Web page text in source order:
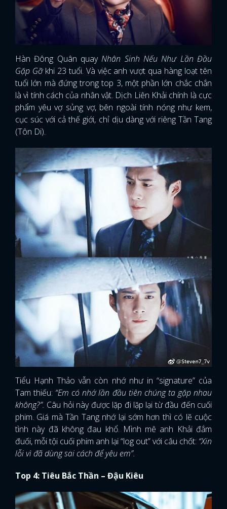
Hàn Đông Quân quayNhân Sinh Nếu Như Lần Đầu
Gặp Gỡkhi 23 tuổi. Và việc anh vượt qua hàng loạt tên
tuổi lớn mà đứng trong top 3, một phần lớn chắc chắn
là vì tính cách của nhân vật. Dịch Liên Khải chính là cực
phẩm yêu vợ sủng vợ, bên ngoài tính nóng như kem,
cục súc với cả thế giới, chỉ dịu dàng với riêng Tần Tang
(Tôn Di).
Tiểu Hạnh Thảo vẫn còn nhớ như in “signature” của
Tam thiếu: “Em có nhớ lần đầu tiên chúng ta gặp nhau
không?”. Câu hỏi này được lặp đi lặp lại từ đầu đến cuối
phim. Giá mà Tần Tang nhớ lại sớm hơn thì có lẽ cuộc
tình này đã không đau khổ. Mình mê anh Khải đắm
đuối, mỗi tội cuối phim anh lại “log out” với câu chốt: “Xin
lỗi vì đã dùng sai cách để yêu em”.
Top 4: Tiêu Bắc Thần – Đậu Kiêu